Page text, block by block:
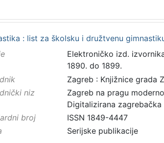
: list za školsku i družtvenu
Elektroničko izd.
1890. do 1899.
Zagreb : Knjižnice grada
niz
Zagreb na pragu
Digitalizirana zagrebačka
broj
ISSN 1849-4447
Serijske publikacije